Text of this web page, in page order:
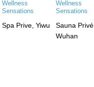
Spa Prive, Yiwu
Sauna Privé,
Wuhan